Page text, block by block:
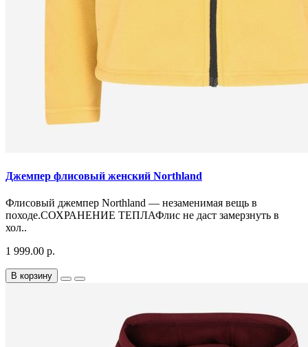
Джемпер флисовый женский Northland
Флисовый джемпер Northland — незаменимая вещь в
походе.СОХРАНЕНИЕ ТЕПЛАФлис не даст замерзнуть в
хол..
1 999.00 р.
В корзину